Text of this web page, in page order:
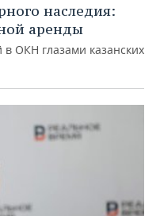
наследия:
аренды
ОКН глазами казанских